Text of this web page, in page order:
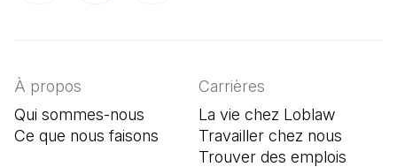
À propos
Qui sommes-nous
Ce que nous faisons
Carrières
La vie chez Loblaw
Travailler chez nous
Trouver des emplois